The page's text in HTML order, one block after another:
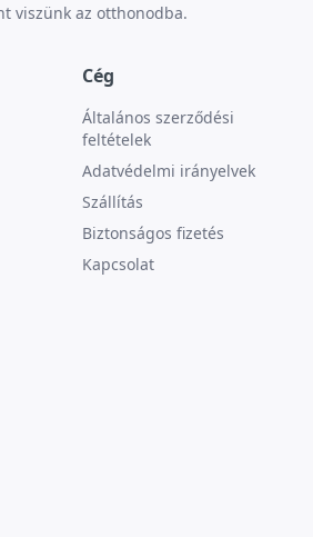
viszünk az otthonodba.
Cég
Általános szerződési
feltételek
Adatvédelmi irányelvek
Szállítás
Biztonságos fizetés
Kapcsolat